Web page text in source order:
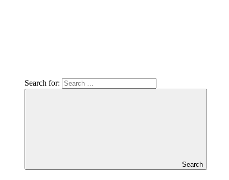
Search for:
Search